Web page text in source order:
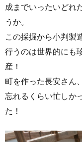
成までいったいどれ
うか。
この採掘から小判製
行うのは世界的にも
産！
町を作った長安さん
忘れるくらい忙しか
た！